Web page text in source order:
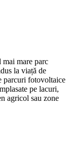
mai mare parc
la viață de
parcuri fotovoltaice
pe lacuri,
agricol sau zone